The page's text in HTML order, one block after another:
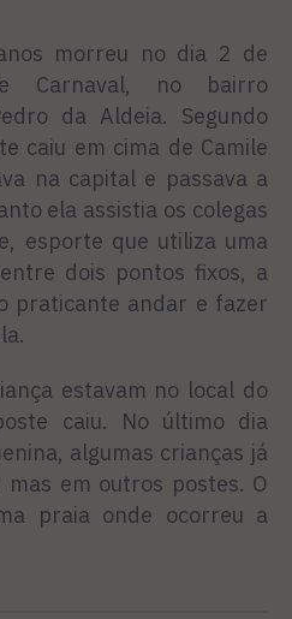
morreu no dia 2 de
Carnaval, no bairro
da Aldeia. Segundo
caiu em cima de Camile
na capital e passava a
ela assistia os colegas
esporte que utiliza uma
dois pontos fixos, a
praticante andar e fazer
estavam no local do
caiu. No último dia
algumas crianças já
em outros postes. O
praia onde ocorreu a